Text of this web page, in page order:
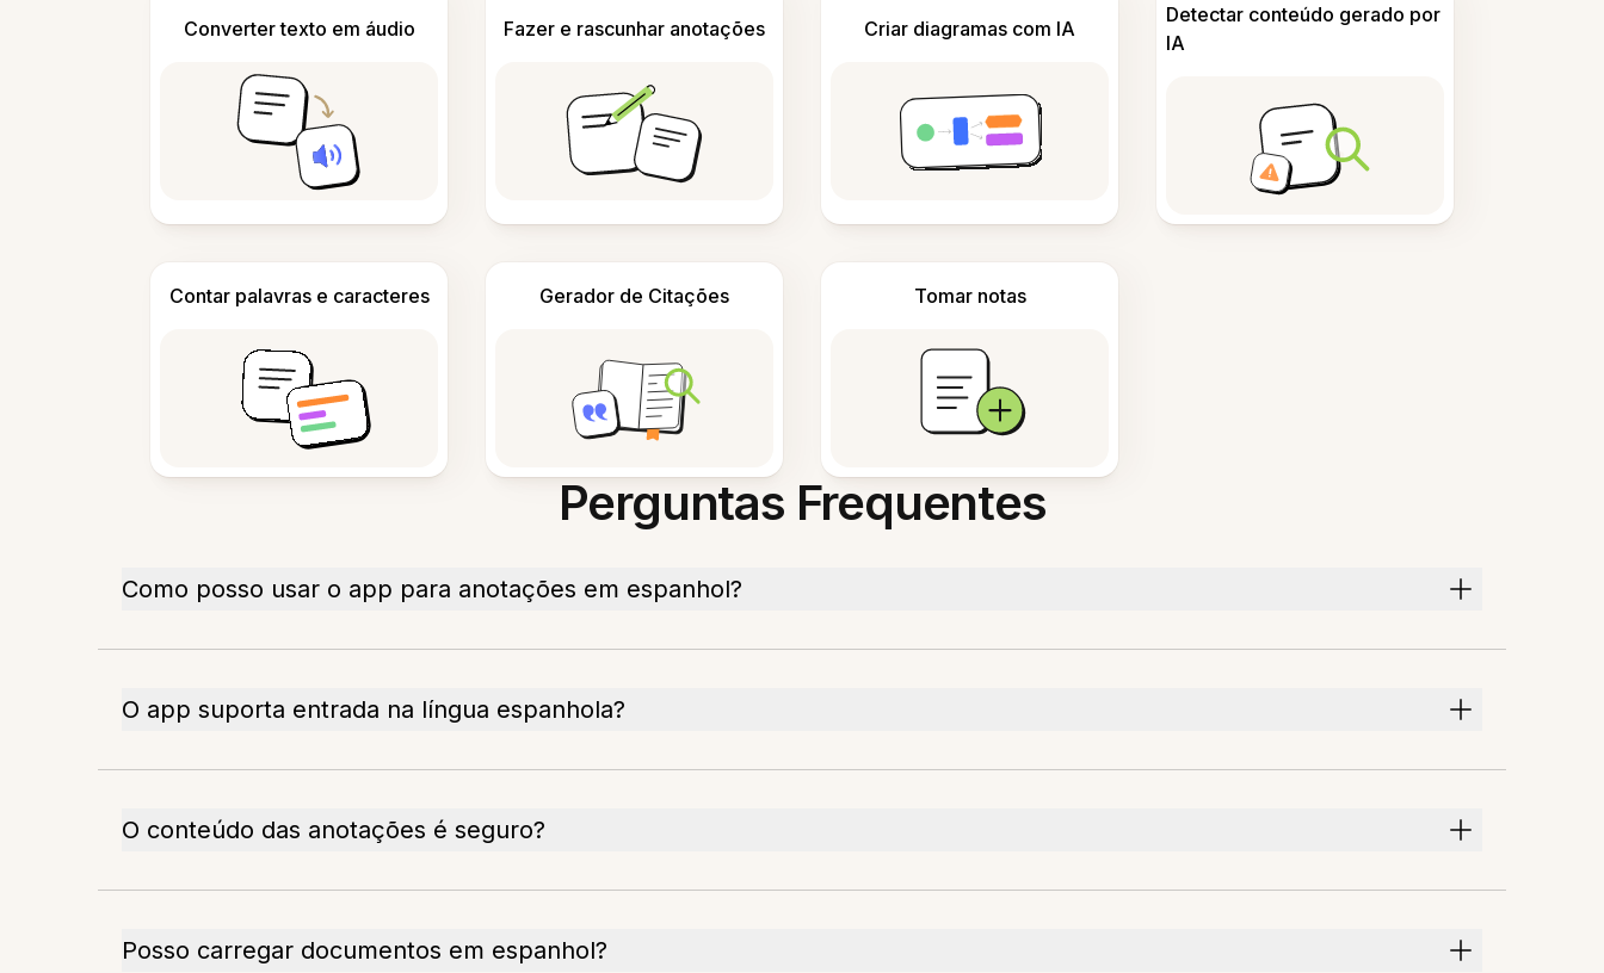
Converter texto em áudio Fazer e rascunhar anotações Criar diagramas com IA
Detectar conteúdo gerado por
IA
Contar palavras e caracteres Gerador de Citações Tomar notas
Perguntas Frequentes
Como posso usar o app para anotações em espanhol?
O app suporta entrada na língua espanhola?
O conteúdo das anotações é seguro?
Posso carregar documentos em espanhol?